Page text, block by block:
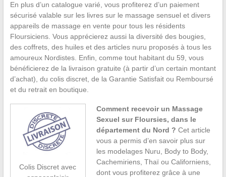
En plus d’un catalogue varié, vous profiterez d’un paiement
sécurisé valable sur les livres sur le massage sensuel et divers
appareils de massage en vente pour tous les résidents
Floursiciens. Vous apprécierez aussi la diversité des bougies,
des coffrets, des huiles et des articles nuru proposés à tous les
amoureux Nordistes. Enfin, comme tout habitant du 59, vous
bénéficierez de la livraison gratuite (à partir d’un certain montant
d’achat), du colis discret, de la Garantie Satisfait ou Remboursé
et du retrait en boutique.
Colis Discret avec
Comment recevoir un Massage
Sexuel sur Floursies, dans le
département du Nord ? Cet article
vous a permis d’en savoir plus sur
les modelages Nuru, Body to Body,
Cachemiriens, Thaï ou Californiens,
dont vous profiterez grâce à une